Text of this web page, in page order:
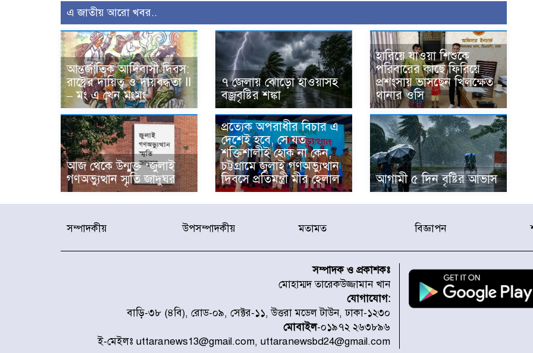
এ জাতীয় আরো খবর..
আন্তর্জাতিক আদিবাসী দিবস:
রাষ্ট্রের দায়িত্ব ও দায়বদ্ধতা II
– মং এ খেন মংমং
৭ জেলায় ঝোড়ো হাওয়াসহ
বজ্রবৃষ্টির শঙ্কা
হারিয়ে যাওয়া শিশুকে
পরিবারের কাছে ফিরিয়ে
প্রশংসায় ভাসছেন খিলক্ষেত
থানার ওসি
আজ থেকে উন্মুক্ত ‘জুলাই
গণঅভ্যুত্থান স্মৃতি জাদুঘর
প্রত্যেক অপরাধীর বিচার এ
দেশেই হবে, সে যত
শক্তিশালীই হোক না কেন,
চট্টগ্রামে জুলাই গণঅভ্যুত্থান
দিবসে প্রতিমন্ত্রী মীর হেলাল
আগামী ৫ দিন বৃষ্টির আভাস
সম্পাদকীয় উপসম্পাদকীয় মতামত বিজ্ঞাপন
সম্পাদক ও প্রকাশকঃ
মোহাম্মদ তারেকউজ্জামান খান
যোগাযোগ:
বাড়ি-৩৮ (৪বি), রোড-০৯, সেক্টর-১১, উত্তরা মডেল টাউন, ঢাকা-১২৩০
মোবাইল-০১৯৭২ ২৬৩৮৯৬
ই-মেইলঃ uttaranews13@gmail.com, uttaranewsbd24@gmail.com